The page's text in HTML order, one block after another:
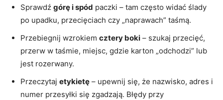
Sprawdź górę i spód paczki – tam często widać ślady
po upadku, przecięciach czy „naprawach” taśmą.
Przebiegnij wzrokiem cztery boki – szukaj przecięć,
przerw w taśmie, miejsc, gdzie karton „odchodzi” lub
jest rozerwany.
Przeczytaj etykietę – upewnij się, że nazwisko, adres i
numer przesyłki się zgadzają. Błędy przy